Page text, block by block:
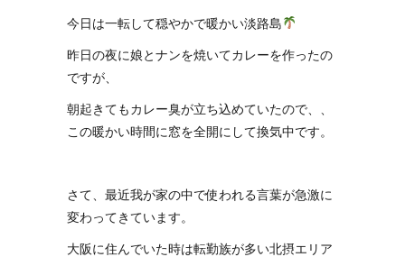
今日は一転して穏やかで暖かい淡路島
昨日の夜に娘とナンを焼いてカレーを作ったの
ですが、
朝起きてもカレー臭が立ち込めていたので、、
この暖かい時間に窓を全開にして換気中です。
さて、最近我が家の中で使われる言葉が急激に
変わってきています。
大阪に住んでいた時は転勤族が多い北摂エリア